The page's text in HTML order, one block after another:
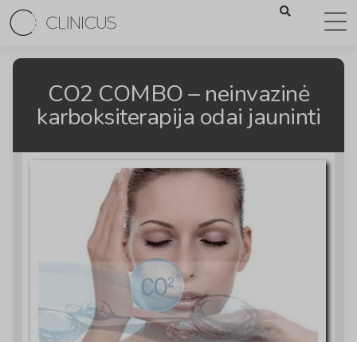
CO2 COMBO – neinvazinė
karboksiterapija odai jauninti